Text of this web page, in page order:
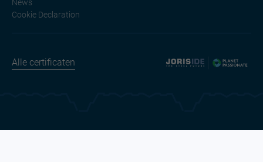
News
Cookie Declaration
Alle certificaten